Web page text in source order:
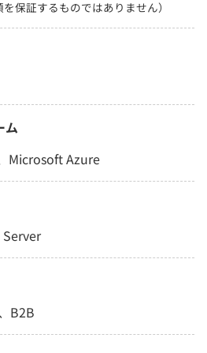
保証するものではありません）
ム
Microsoft Azure
B2B